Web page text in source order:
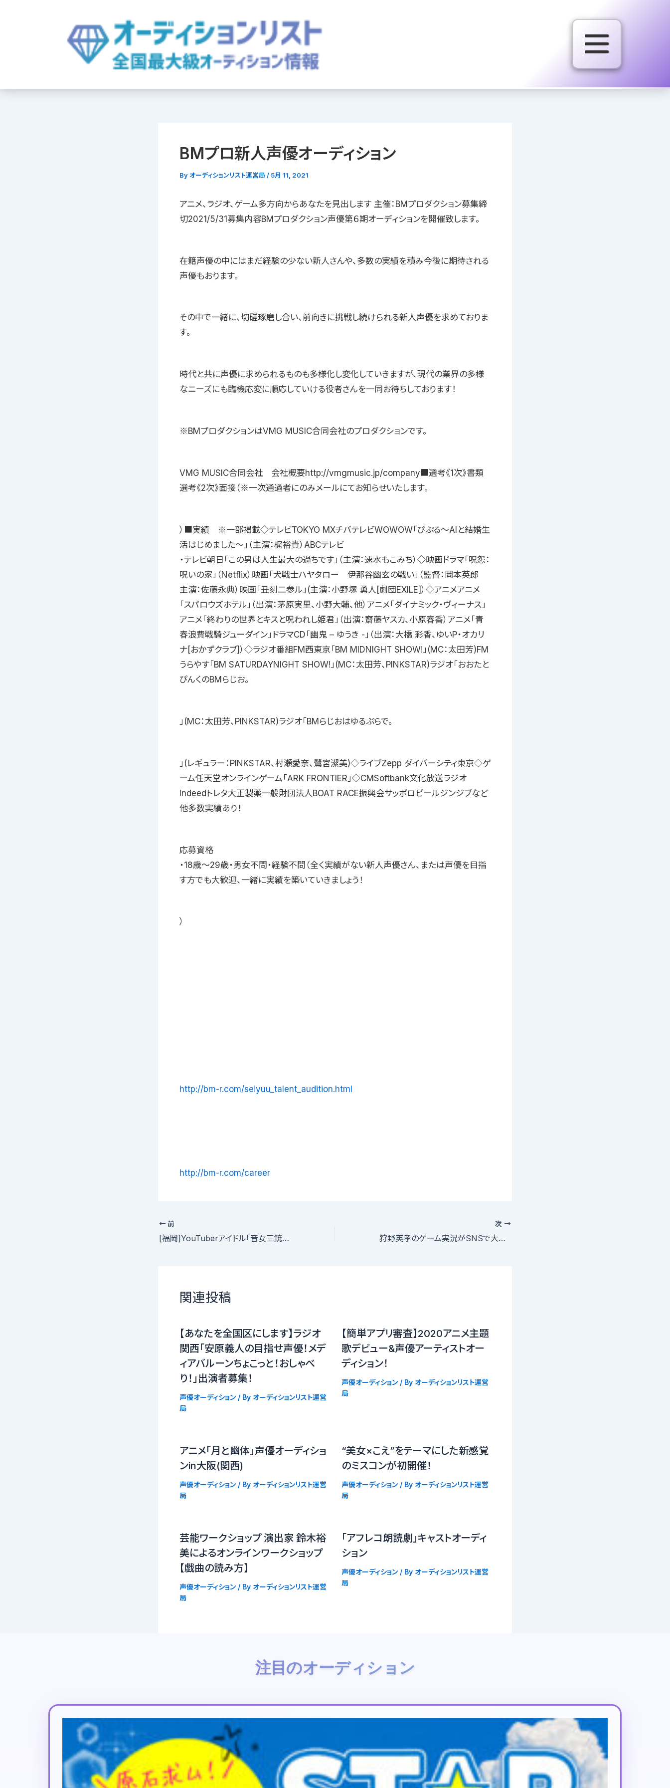
BMプロ新人声優オーディション
By オーディションリスト運営局 / 5月 11, 2021
アニメ、ラジオ、ゲーム多方向からあなたを見出します 主催：BMプロダクション募集締
切2021/5/31募集内容BMプロダクション声優第６期オーディションを開催致します。
在籍声優の中にはまだ経験の少ない新人さんや、多数の実績を積み今後に期待される
声優もおります。
その中で一緒に、切磋琢磨し合い、前向きに挑戦し続けられる新人声優を求めておりま
す。
時代と共に声優に求められるものも多様化し変化していきますが、現代の業界の多様
なニーズにも臨機応変に順応していける役者さんを一同お待ちしております！
※BMプロダクションはVMG MUSIC合同会社のプロダクションです。
VMG MUSIC合同会社 会社概要http://vmgmusic.jp/company■選考《1次》書類
選考《2次》面接（※一次通過者にのみメールにてお知らせいたします。
）■実績 ※一部掲載◇テレビTOKYO MXチバテレビWOWOW「ぴぷる〜AIと結婚生
活はじめました〜」（主演：梶裕貴）ABCテレビ
・テレビ朝日「この男は人生最大の過ちです」（主演：速水もこみち）◇映画ドラマ「呪怨：
呪いの家」（Netflix）映画「犬戦士ハヤタロー 伊那谷幽玄の戦い」（監督：岡本英郎
主演：佐藤永典）映画「丑刻二参ル」(主演：小野塚 勇人[劇団EXILE]）◇アニメアニメ
「スパロウズホテル」（出演：茅原実里、小野大輔、他）アニメ「ダイナミック・ヴィーナス」
アニメ「終わりの世界とキスと呪われし姫君」（出演：齋藤ヤスカ、小原春香）アニメ「青
春浪費戦騎ジューダイン」ドラマCD「幽鬼 – ゆうき -」（出演：大橋 彩香、ゆいP・オカリ
ナ[おかずクラブ]）◇ラジオ番組FM西東京「BM MIDNIGHT SHOW!」(MC：太田芳)FM
うらやす「BM SATURDAYNIGHT SHOW!」(MC：太田芳、PINKSTAR)ラジオ「おおたと
ぴんくのBMらじお。
」(MC：太田芳、PINKSTAR)ラジオ「BMらじおはゆるぷらで。
」(レギュラー：PINKSTAR、村瀬愛奈、鷺宮潔美)◇ライブZepp ダイバーシティ東京◇ゲ
ーム任天堂オンラインゲーム「ARK FRONTIER」◇CMSoftbank文化放送ラジオ
Indeedトレタ大正製薬一般財団法人BOAT RACE振興会サッポロビールジンジブなど
他多数実績あり！
応募資格
・18歳〜29歳・男女不問・経験不問（全く実績がない新人声優さん、または声優を目指
す方でも大歓迎、一緒に実績を築いていきましょう！
）
http://bm-r.com/seiyuu_talent_audition.html
http://bm-r.com/career
前
[福岡]YouTuberアイドル「音女三銃士」新メンバーオーディション
次
狩野英孝のゲーム実況がSNSで大反響！Twitterでトレンド入り
関連投稿
【あなたを全国区にします】ラジオ
関西「安原義人の目指せ声優！メデ
ィアバルーンちょこっと！おしゃべ
り！」出演者募集！
声優オーディション/ By オーディションリスト運営
局
【簡単アプリ審査】2020アニメ主題
歌デビュー&声優アーティストオー
ディション！
声優オーディション/ By オーディションリスト運営
局
アニメ「月と幽体」声優オーディショ
ンin大阪(関西)
声優オーディション/ By オーディションリスト運営
局
“美女×こえ”をテーマにした新感覚
のミスコンが初開催！
声優オーディション/ By オーディションリスト運営
局
芸能ワークショップ 演出家 鈴木裕
美によるオンラインワークショップ
【戯曲の読み方】
声優オーディション/ By オーディションリスト運営
局
「アフレコ朗読劇」キャストオーディ
ション
声優オーディション/ By オーディションリスト運営
局
注目のオーディション